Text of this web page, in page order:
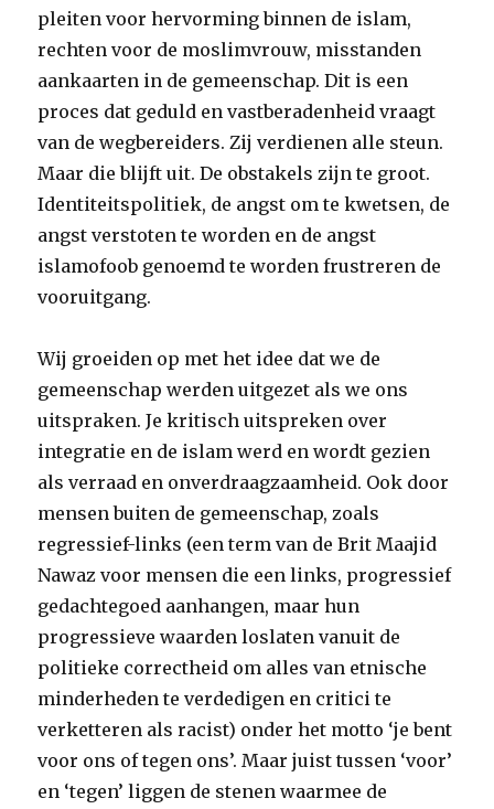
pleiten voor hervorming binnen de islam,
rechten voor de moslimvrouw, misstanden
aankaarten in de gemeenschap. Dit is een
proces dat geduld en vastberadenheid vraagt
van de wegbereiders. Zij verdienen alle steun.
Maar die blijft uit. De obstakels zijn te groot.
Identiteitspolitiek, de angst om te kwetsen, de
angst verstoten te worden en de angst
islamofoob genoemd te worden frustreren de
vooruitgang.
Wij groeiden op met het idee dat we de
gemeenschap werden uitgezet als we ons
uitspraken. Je kritisch uitspreken over
integratie en de islam werd en wordt gezien
als verraad en onverdraagzaamheid. Ook door
mensen buiten de gemeenschap, zoals
regressief-links (een term van de Brit Maajid
Nawaz voor mensen die een links, progressief
gedachtegoed aanhangen, maar hun
progressieve waarden loslaten vanuit de
politieke correctheid om alles van etnische
minderheden te verdedigen en critici te
verketteren als racist) onder het motto ‘je bent
voor ons of tegen ons’. Maar juist tussen ‘voor’
en ‘tegen’ liggen de stenen waarmee de